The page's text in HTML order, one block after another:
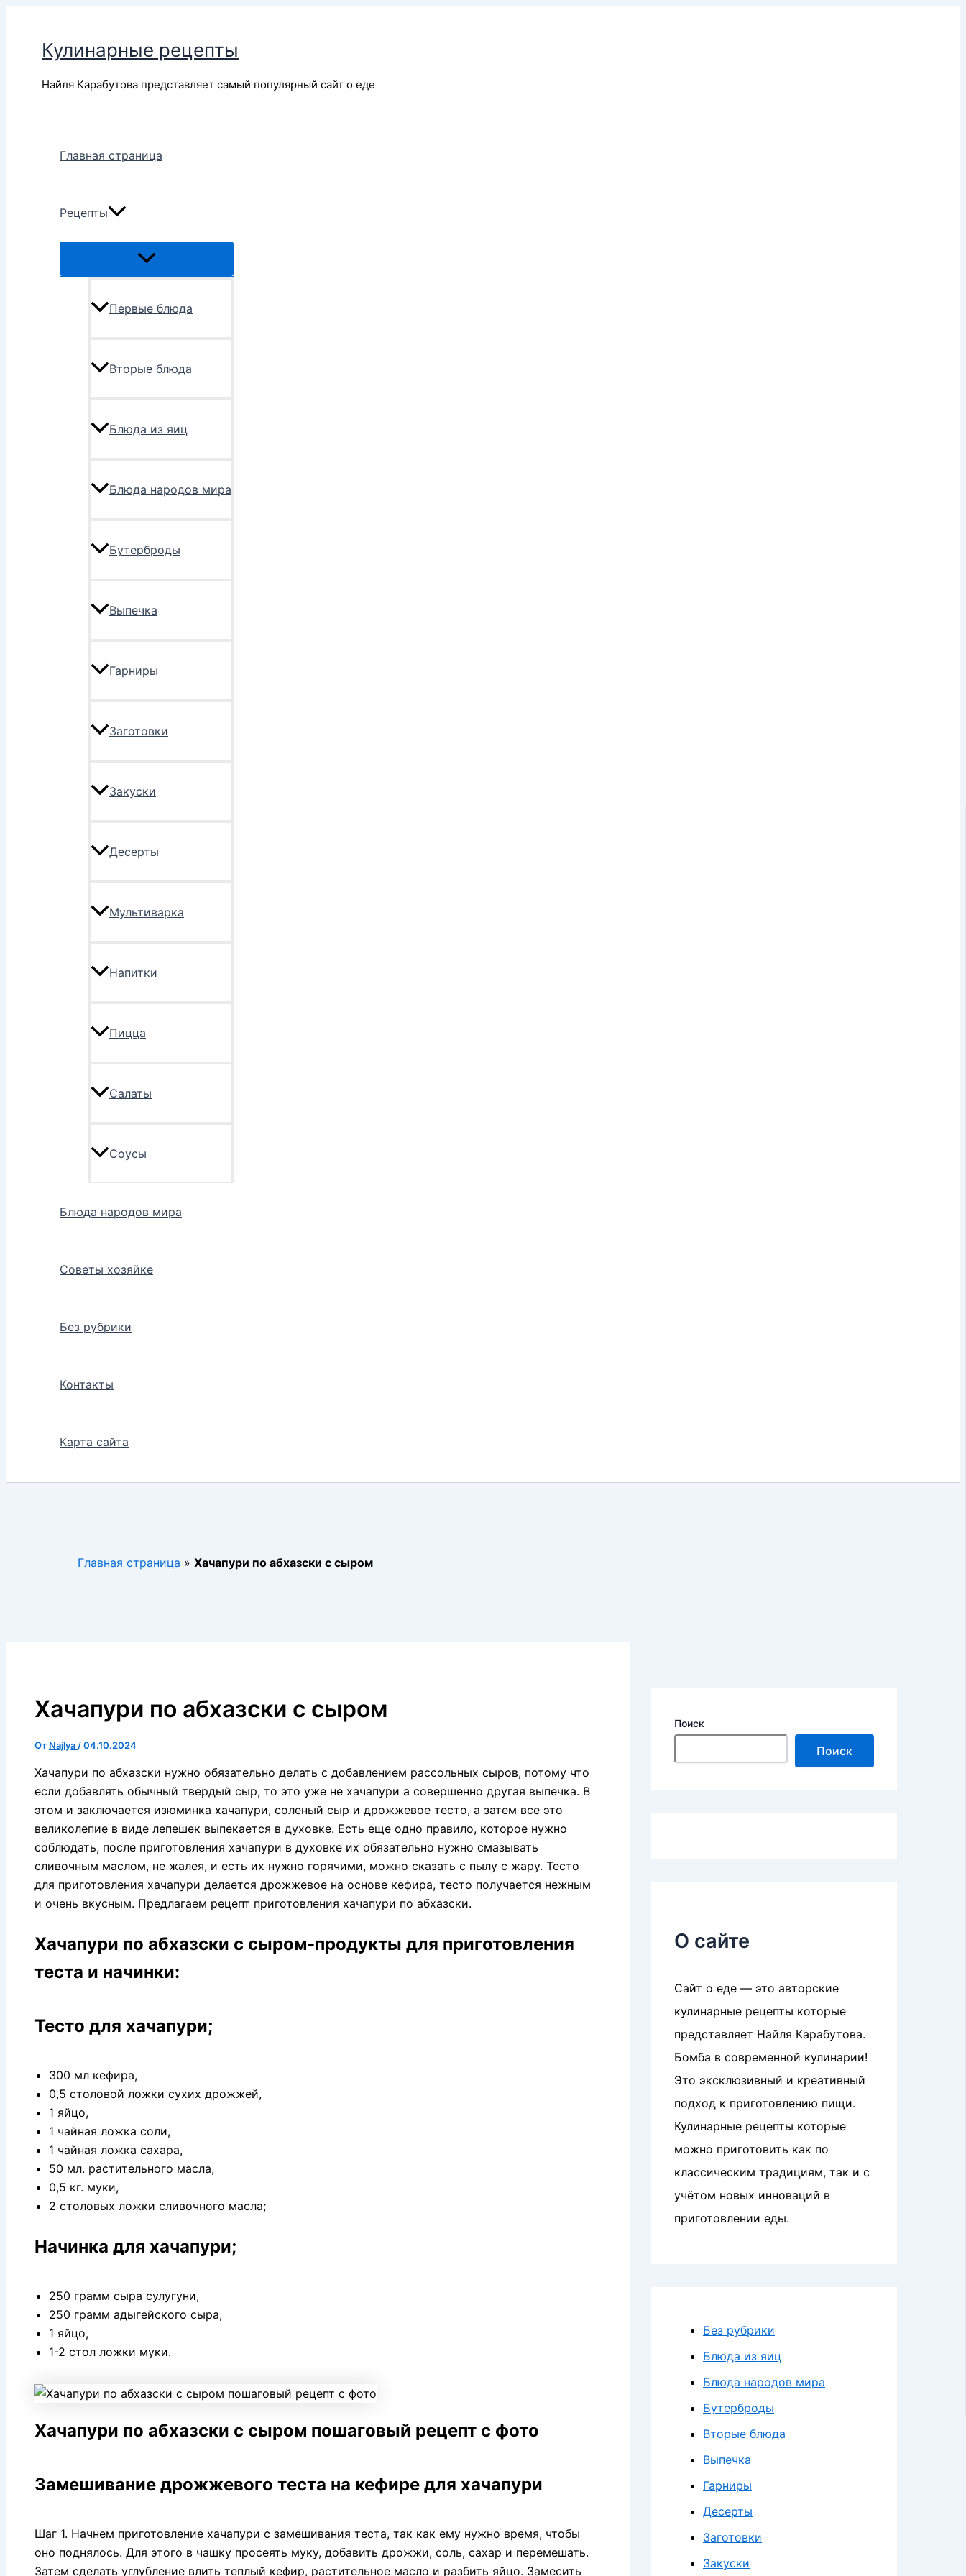
содержимому
Кулинарные рецепты
Найля Карабутова представляет самый популярный сайт о еде
Главная страница
Рецепты
Переключатель
Первые блюда
Вторые блюда
Блюда из яиц
Блюда народов мира
Бутерброды
Выпечка
Гарниры
Заготовки
Закуски
Десерты
Мультиварка
Напитки
Пицца
Салаты
Соусы
Блюда народов мира
Советы хозяйке
Без рубрики
Контакты
Карта сайта
Главная страница » Хачапури по абхазски с сыром
Хачапури по абхазски с сыром
От Najlya /04.10.2024
Хачапури по абхазски нужно обязательно делать с добавлением рассольных сыров, потому что
если добавлять обычный твердый сыр, то это уже не хачапури а совершенно другая выпечка. В
этом и заключается изюминка хачапури, соленый сыр и дрожжевое тесто, а затем все это
великолепие в виде лепешек выпекается в духовке. Есть еще одно правило, которое нужно
соблюдать, после приготовления хачапури в духовке их обязательно нужно смазывать
сливочным маслом, не жалея, и есть их нужно горячими, можно сказать с пылу с жару. Тесто
для приготовления хачапури делается дрожжевое на основе кефира, тесто получается нежным
и очень вкусным. Предлагаем рецепт приготовления хачапури по абхазски.
Хачапури по абхазски с сыром-продукты для приготовления
теста и начинки:
Тесто для хачапури;
300 мл кефира,
0,5 столовой ложки сухих дрожжей,
1 яйцо,
1 чайная ложка соли,
1 чайная ложка сахара,
50 мл. растительного масла,
0,5 кг. муки,
2 столовых ложки сливочного масла;
Начинка для хачапури;
250 грамм сыра сулугуни,
250 грамм адыгейского сыра,
1 яйцо,
1-2 стол ложки муки.
Хачапури по абхазски с сыром пошаговый рецепт с фото
Замешивание дрожжевого теста на кефире для хачапури
Шаг 1. Начнем приготовление хачапури с замешивания теста, так как ему нужно время, чтобы
оно поднялось. Для этого в чашку просеять муку, добавить дрожжи, соль, сахар и перемешать.
Затем сделать углубление влить теплый кефир, растительное масло и разбить яйцо. Замесить
Поиск
Поиск
О сайте
Сайт о еде — это авторские
кулинарные рецепты которые
представляет Найля Карабутова.
Бомба в современной кулинарии!
Это эксклюзивный и креативный
подход к приготовлению пищи.
Кулинарные рецепты которые
можно приготовить как по
классическим традициям, так и с
учётом новых инноваций в
приготовлении еды.
Без рубрики
Блюда из яиц
Блюда народов мира
Бутерброды
Вторые блюда
Выпечка
Гарниры
Десерты
Заготовки
Закуски